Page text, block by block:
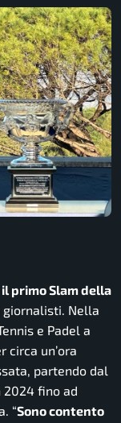
primo Slam della
giornalisti. Nella
e Padel a
circa un’ora
partendo dal
2024 fino ad
“Sono contento